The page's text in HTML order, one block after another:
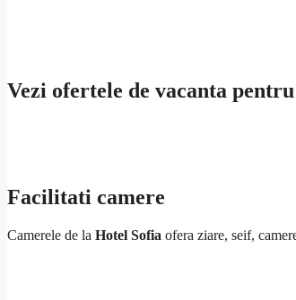
Vezi ofertele de vacanta
Facilitati camere
Camerele de la Hotel Sofia ofera ziare, seif,